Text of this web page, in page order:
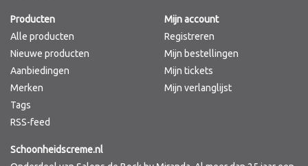
Producten
Alle producten
Nieuwe producten
Aanbiedingen
Merken
Tags
RSS-feed
Mijn account
Registreren
Mijn bestellingen
Mijn tickets
Mijn verlanglijst
Schoonheidscreme.nl